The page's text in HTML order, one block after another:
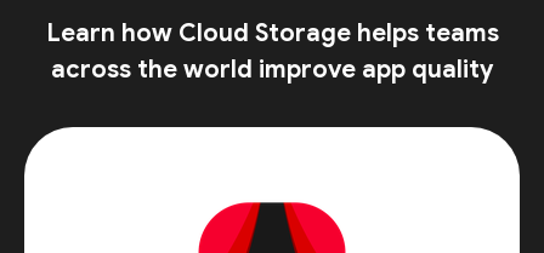
Learn how Cloud Storage helps teams
across the world improve app quality